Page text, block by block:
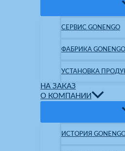
СЕРВИС GONENGO
ФАБРИКА GONENGO
УСТАНОВКА
НА ЗАКАЗ
О КОМПАНИИ
ИСТОРИЯ